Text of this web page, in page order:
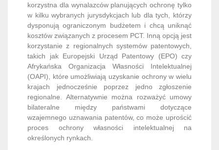
korzystna dla wynalazców planujących ochronę tylko
w kilku wybranych jurysdykcjach lub dla tych, którzy
dysponują ograniczonym budżetem i chcą uniknąć
kosztów związanych z procesem PCT. Inną opcją jest
korzystanie z regionalnych systemów patentowych,
takich jak Europejski Urząd Patentowy (EPO) czy
Afrykańska Organizacja Własności Intelektualnej
(OAPI), które umożliwiają uzyskanie ochrony w wielu
krajach jednocześnie poprzez jedno zgłoszenie
regionalne. Alternatywnie można rozważyć umowy
bilateralne między państwami dotyczące
wzajemnego uznawania patentów, co może uprościć
proces ochrony własności intelektualnej na
określonych rynkach.